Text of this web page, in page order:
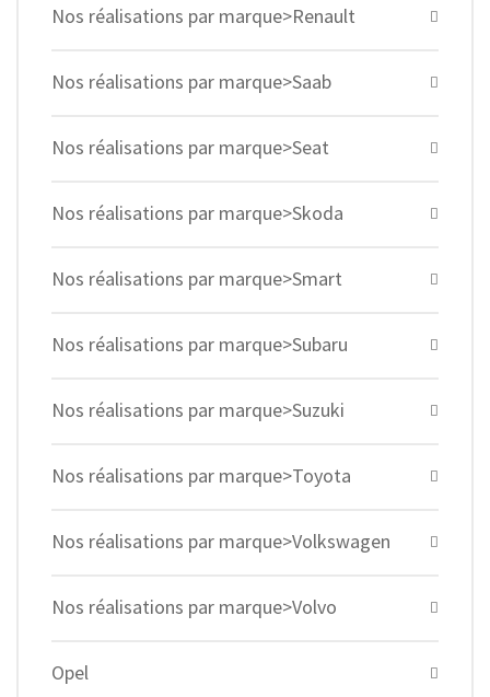
Nos réalisations par marque>Renault
Nos réalisations par marque>Saab
Nos réalisations par marque>Seat
Nos réalisations par marque>Skoda
Nos réalisations par marque>Smart
Nos réalisations par marque>Subaru
Nos réalisations par marque>Suzuki
Nos réalisations par marque>Toyota
Nos réalisations par marque>Volkswagen
Nos réalisations par marque>Volvo
Opel